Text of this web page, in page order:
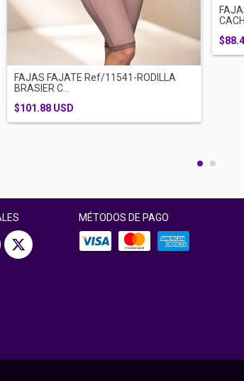
FAJAS FAJATE Ref/11541-RODILLA
BRASIER C...
$101.88 USD
MÉTODOS DE PAGO